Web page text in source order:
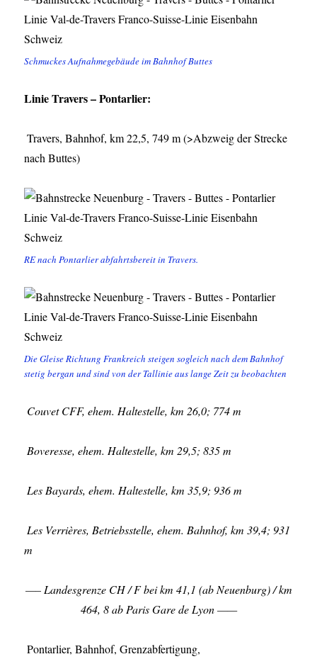
Schmuckes Aufnahmegebäude im Bahnhof Buttes
Linie Travers – Pontarlier:
Travers, Bahnhof, km 22,5, 749 m (>Abzweig der Strecke
nach Buttes)
RE nach Pontarlier abfahrtsbereit in Travers.
Die Gleise Richtung Frankreich steigen sogleich nach dem Bahnhof
stetig bergan und sind von der Tallinie aus lange Zeit zu beobachten
Couvet CFF, ehem. Haltestelle, km 26,0; 774 m
Boveresse, ehem. Haltestelle, km 29,5; 835 m
Les Bayards, ehem. Haltestelle, km 35,9; 936 m
Les Verrières, Betriebsstelle, ehem. Bahnhof, km 39,4; 931
m
—– Landesgrenze CH / F bei km 41,1 (ab Neuenburg) / km
464, 8 ab Paris Gare de Lyon ——
Pontarlier, Bahnhof, Grenzabfertigung,